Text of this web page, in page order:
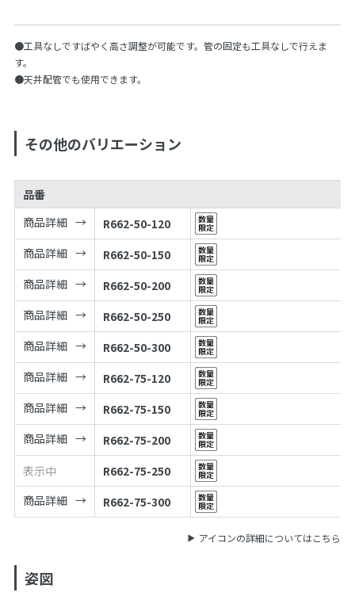
●工具なしですばやく高さ調整が可能です。管の固定も工具なしで行えま
す。
●天井配管でも使用できます。
その他のバリエーション
品番
商品詳細
R662-50-120
商品詳細
R662-50-150
商品詳細
R662-50-200
商品詳細
R662-50-250
商品詳細
R662-50-300
商品詳細
R662-75-120
商品詳細
R662-75-150
商品詳細
R662-75-200
表示中
R662-75-250
商品詳細
R662-75-300
アイコンの詳細についてはこちら
姿図